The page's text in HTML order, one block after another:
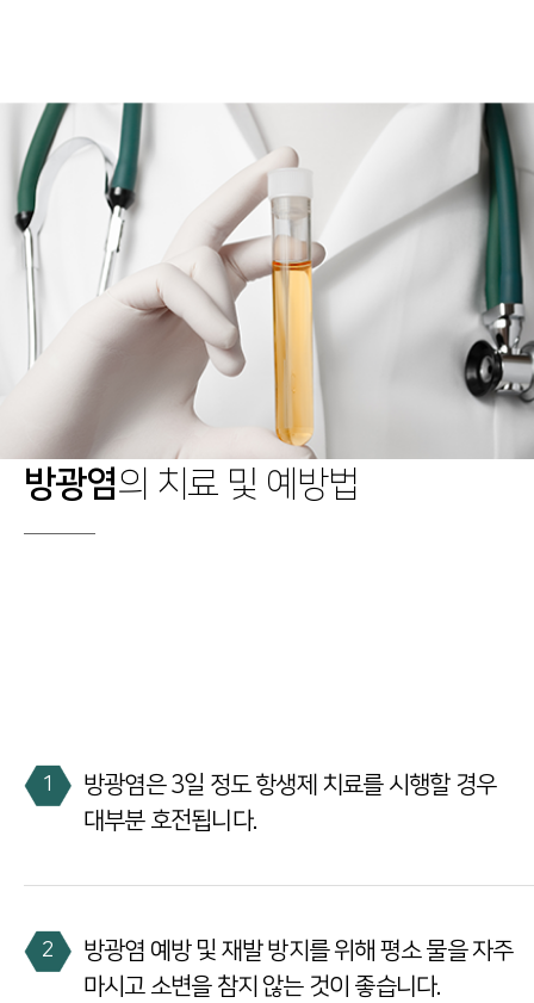
방광염의 치료 및 예방법
1
방광염은 3일 정도 항생제 치료를 시행할 경우
대부분 호전됩니다.
2
방광염 예방 및 재발 방지를 위해 평소 물을 자주
마시고 소변을 참지 않는 것이 좋습니다.